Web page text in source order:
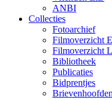
ANBI
Collecties
Fotoarchief
Filmoverzicht
Filmoverzicht
Bibliotheek
Publicaties
Bidprentjes